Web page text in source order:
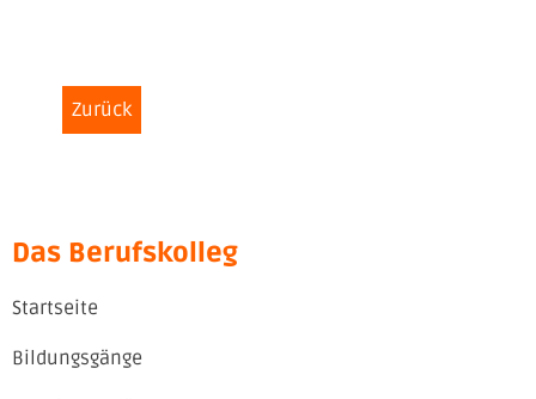
Zurück
Das Berufskolleg
Startseite
Bildungsgänge